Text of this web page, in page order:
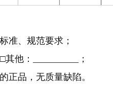
准、规范要求；
他：__________；
正品，无质量缺陷。